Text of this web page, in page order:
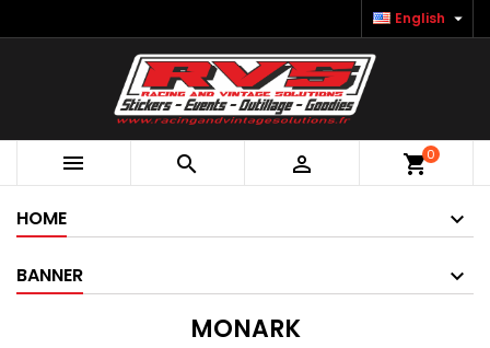
English 
   shopping_cart0
HOME
BANNER
MONARK